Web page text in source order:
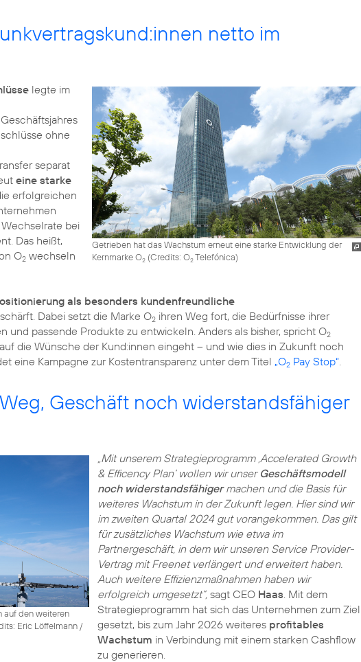
netto im
Getrieben hat das Wachstum erneut eine starke Entwicklung der
Kernmarke O2(Credits: O2Telefónica)
legte im
ohne
separat
eine starke
erfolgreichen
bei
Das heißt,
O2 wechseln
als besonders kundenfreundliche
Dabei setzt die Marke O2 ihren Weg fort, die Bedürfnisse ihrer
und passende Produkte zu entwickeln. Anders als bisher, spricht O2
die Wünsche der Kund:innen eingeht – und wie dies in Zukunft noch
eine Kampagne zur Kostentransparenz unter dem Titel „O2 Pay Stop“
Geschäft noch widerstandsfähiger
auf den weiteren
Eric Löffelmann /
„Mit unserem Strategieprogramm ‚Accelerated Growth
& Efficency Plan‘ wollen wir unser Geschäftsmodell
noch widerstandsfähigermachen und die Basis für
weiteres Wachstum in der Zukunft legen. Hier sind wir
im zweiten Quartal 2024 gut vorangekommen. Das gilt
für zusätzliches Wachstum wie etwa im
Partnergeschäft, in dem wir unseren Service Provider-
Vertrag mit Freenet verlängert und erweitert haben.
Auch weitere Effizienzmaßnahmen haben wir
erfolgreich umgesetzt“, sagt CEO Haas . Mit dem
Strategieprogramm hat sich das Unternehmen zum Ziel
gesetzt, bis zum Jahr 2026 weiteres profitables
Wachstum in Verbindung mit einem starken Cashflow
zu generieren.